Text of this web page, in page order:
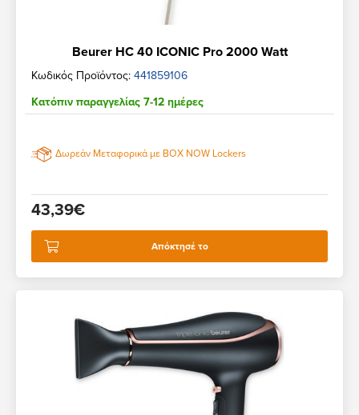
Beurer HC 40 ICONIC Pro 2000 Watt
Κωδικός Προϊόντος: 441859106
Κατόπιν παραγγελίας 7-12 ημέρες
Δωρεάν Μεταφορικά με BOX NOW Lockers
43,39€
Απόκτησέ το